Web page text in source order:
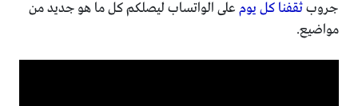
جروبثقفنا كل يوم على الواتساب ليصلكم كل ما هو جديد من
مواضيع.